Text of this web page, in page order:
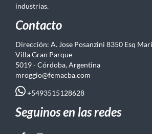
industrias.
Contacto
Dirección: A. Jose Posanzini 8350 Esq
Villa Gran Parque
5019 - Córdoba, Argentina
mroggio@femacba.com
+5493515128628
Seguinos en las redes